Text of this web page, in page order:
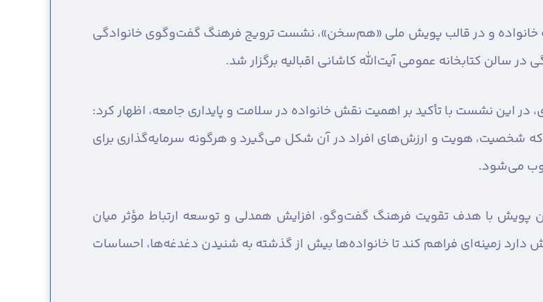
خانواده و در قالب پویش ملی «هم‌سخن»، نشست ترویج فرهنگ گفت‌وگوی خانوادگی
سالن کتابخانه عمومی آیت‌الله کاشانی اقبالیه برگزار شد.
در این نشست با تأکید بر اهمیت نقش خانواده در سلامت و پایداری جامعه، اظهار کرد:
شخصیت، هویت و ارزش‌های افراد در آن شکل می‌گیرد و هرگونه سرمایه‌گذاری برای
می‌شود.
با هدف تقویت فرهنگ گفت‌وگو، افزایش همدلی و توسعه ارتباط مؤثر میان
زمینه‌ای فراهم کند تا خانواده‌ها بیش از گذشته به شنیدن دغدغه‌ها، احساسات